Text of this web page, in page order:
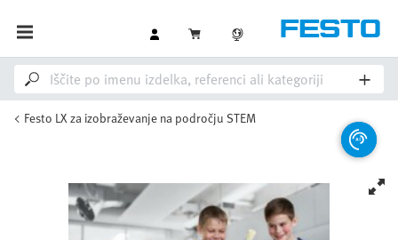
Festo LX za izobraževanje na področju STEM